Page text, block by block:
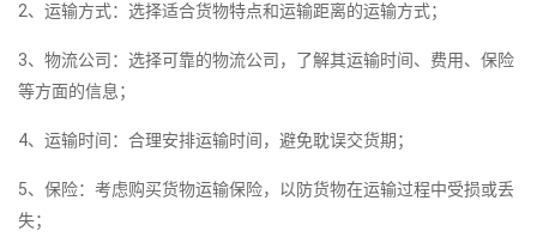
2、运输方式：选择适合货物特点和运输距离的运输方式；
3、物流公司：选择可靠的物流公司，了解其运输时间、费用、保险
等方面的信息；
4、运输时间：合理安排运输时间，避免耽误交货期；
5、保险：考虑购买货物运输保险，以防货物在运输过程中受损或丢
失；